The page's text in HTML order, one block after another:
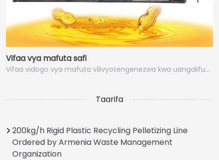
Vifaa vya mafuta safi
Vifaa vidogo vya mafuta vilivyotengenezwa kwa uangalifu…
Taarifa
200kg/h Rigid Plastic Recycling Pelletizing Line
Ordered by Armenia Waste Management
Organization